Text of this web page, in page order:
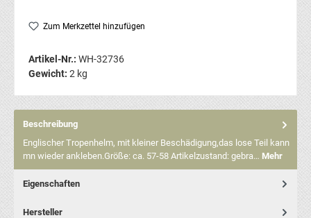
Zum Merkzettel hinzufügen
Artikel-Nr.: WH-32736
Gewicht: 2 kg
Beschreibung
Englischer Tropenhelm, mit kleiner Beschädigung,das lose Teil kann
mn wieder ankleben.Größe: ca. 57-58 Artikelzustand: gebra… Mehr
Eigenschaften
Hersteller